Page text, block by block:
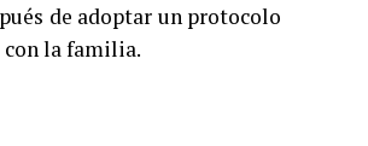
de adoptar un protocolo
la familia.